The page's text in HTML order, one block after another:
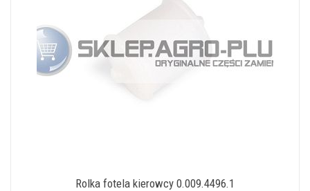
Rolka fotela kierowcy 0.009.4496.1